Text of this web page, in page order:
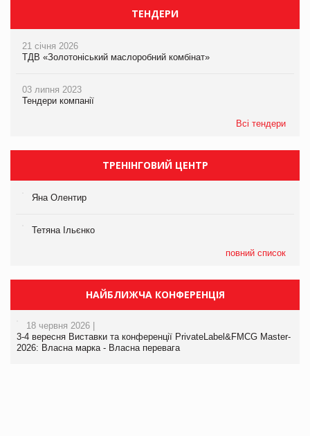
ТЕНДЕРИ
21 січня 2026
ТДВ «Золотоніський маслоробний комбінат»
03 липня 2023
Тендери компанії
Всі тендери
ТРЕНІНГОВИЙ ЦЕНТР
Яна Олентир
Тетяна Ільєнко
повний список
НАЙБЛИЖЧА КОНФЕРЕНЦІЯ
18 червня 2026 |
3-4 вересня Виставки та конференції PrivateLabel&FMCG Master-
2026: Власна марка - Власна перевага